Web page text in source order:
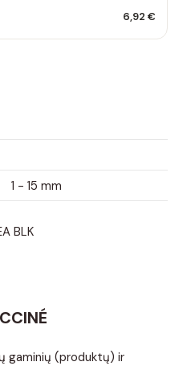
6,92 €
1 - 15 mm
BLK
gaminių (produktų) ir